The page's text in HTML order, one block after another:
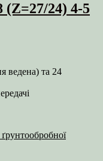
(Z=27/24) 4-5
ведена) та 24